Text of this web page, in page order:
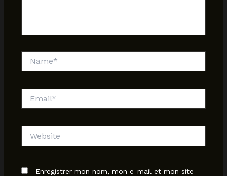
Enregistrer mon nom, mon e-mail et mon site